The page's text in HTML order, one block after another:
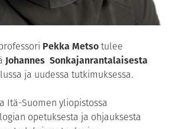
Pekka Metsotulee
Johannes Sonkajanrantalaisesta
ja uudessa tutkimuksessa.
Itä-Suomen yliopistossa
opetuksesta ja ohjauksesta